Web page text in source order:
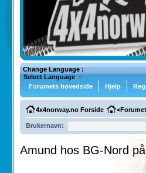
Change Language :
Select Language ▼
Forumets hovedside
Hjelp
4x4norway.no Forside <
Brukernavn:
Amund hos BG-Nord